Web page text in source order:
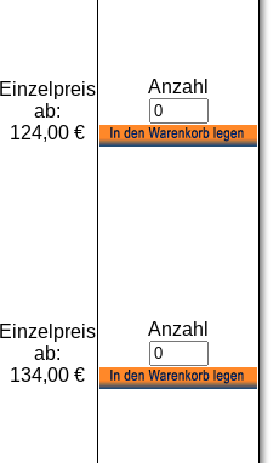
Einzelpreis
ab:
124,00 €
Anzahl
Einzelpreis
ab:
134,00 €
Anzahl